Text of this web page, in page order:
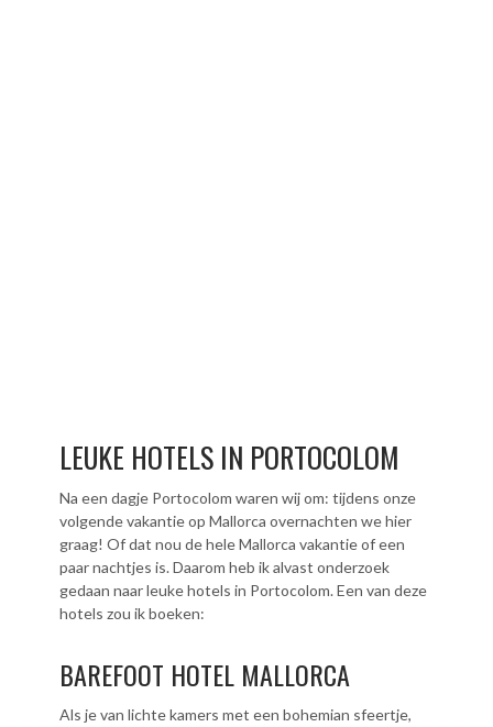
LEUKE HOTELS IN PORTOCOLOM
Na een dagje Portocolom waren wij om: tijdens onze
volgende vakantie op Mallorca overnachten we hier
graag! Of dat nou de hele Mallorca vakantie of een
paar nachtjes is. Daarom heb ik alvast onderzoek
gedaan naar leuke hotels in Portocolom. Een van deze
hotels zou ik boeken:
BAREFOOT HOTEL MALLORCA
Als je van lichte kamers met een bohemian sfeertje,